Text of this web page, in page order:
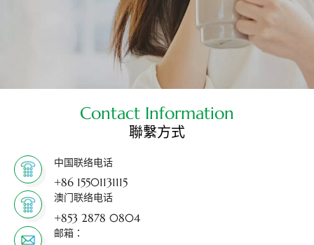
Contact Information
聯繫方式
中国联络电话
+86 15501131115
澳门联络电话
+853 2878 0804
邮箱：